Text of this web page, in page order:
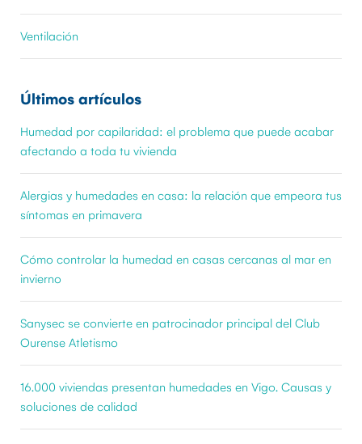
Ventilación
Últimos artículos
Humedad por capilaridad: el problema que puede acabar
afectando a toda tu vivienda
Alergias y humedades en casa: la relación que empeora tus
síntomas en primavera
Cómo controlar la humedad en casas cercanas al mar en
invierno
Sanysec se convierte en patrocinador principal del Club
Ourense Atletismo
16.000 viviendas presentan humedades en Vigo. Causas y
soluciones de calidad